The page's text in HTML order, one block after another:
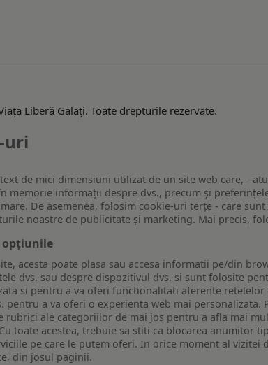
Liberă Galaţi. Toate drepturile rezervate.
uri
de mici dimensiuni utilizat de un site web care, -
memorie informații despre dvs., precum și
De asemenea, folosim cookie-uri terțe - care
noastre de publicitate și marketing. Mai precis,
opțiunile
acesta poate plasa sau accesa informatii pe/din
dvs. sau despre dispozitivul dvs. si sunt folosite
si pentru a va oferi functionalitati aferente
pentru a va oferi o experienta web mai
rubrici ale categoriilor de mai jos pentru a afla mai
toate acestea, trebuie sa stiti ca blocarea
pe care le putem oferi. In orice moment al
din josul paginii.